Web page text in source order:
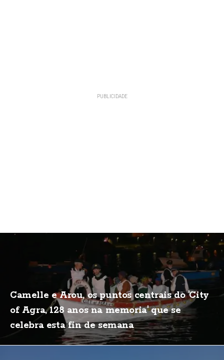
Camelle e Arou, os puntos centrais do 'City
of Agra, 128 anos na memoria' que se
celebra esta fin de semana